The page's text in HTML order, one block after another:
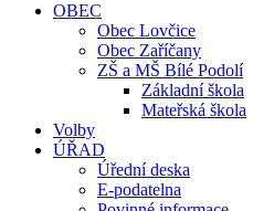
OBEC
Obec Lovčice
Obec Zaříčany
ZŠ a MŠ Bílé Podolí
Základní škola
Mateřská škola
Volby
ÚŘAD
Úřední deska
E-podatelna